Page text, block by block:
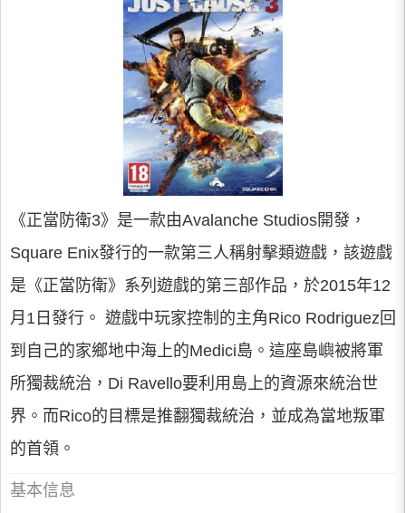
《正當防衛3》是一款由Avalanche Studios開發，
Square Enix發行的一款第三人稱射擊類遊戲，該遊戲
是《正當防衛》系列遊戲的第三部作品，於2015年12
月1日發行。 遊戲中玩家控制的主角Rico Rodriguez回
到自己的家鄉地中海上的Medici島。這座島嶼被將軍
所獨裁統治，Di Ravello要利用島上的資源來統治世
界。而Rico的目標是推翻獨裁統治，並成為當地叛軍
的首領。
基本信息